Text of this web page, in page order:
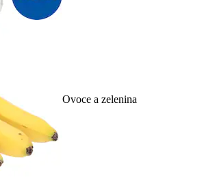
Ovoce a zelenina